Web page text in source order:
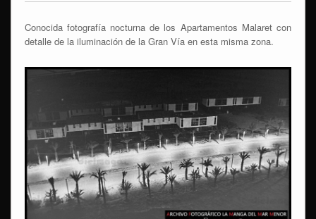
Conocida fotografía nocturna de los Apartamentos Malaret con
detalle de la iluminación de la Gran Vía en esta misma zona.